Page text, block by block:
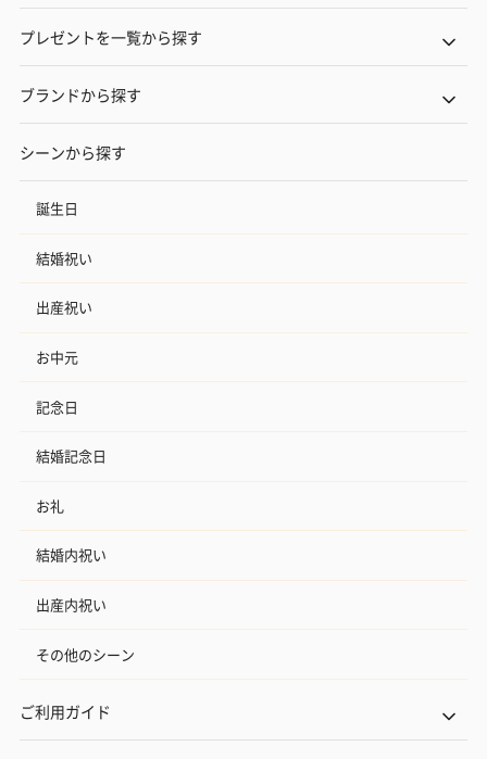
プレゼントを一覧から探す
ブランドから探す
シーンから探す
誕生日
結婚祝い
出産祝い
お中元
記念日
結婚記念日
お礼
結婚内祝い
出産内祝い
その他のシーン
ご利用ガイド